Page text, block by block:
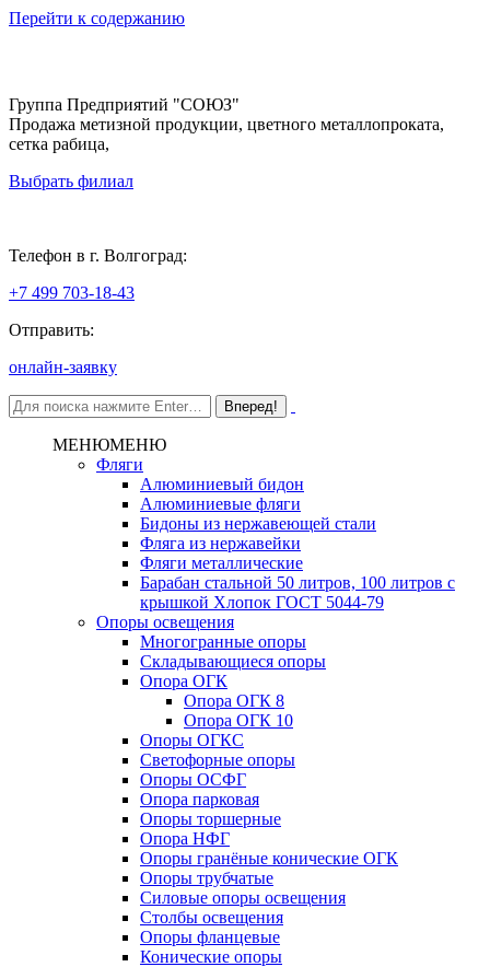
Перейти к содержанию
Группа Предприятий "СОЮЗ"
Продажа метизной продукции, цветного металлопроката,
сетка рабица,
Выбрать филиал
Телефон в г. Волгоград:
+7 499 703-18-43
Отправить:
онлайн-заявку
МЕНЮМЕНЮ
Фляги
Алюминиевый бидон
Алюминиевые фляги
Бидоны из нержавеющей стали
Фляга из нержавейки
Фляги металлические
Барабан стальной 50 литров, 100 литров с
крышкой Хлопок ГОСТ 5044-79
Опоры освещения
Многогранные опоры
Складывающиеся опоры
Опора ОГК
Опора ОГК 8
Опора ОГК 10
Опоры ОГКС
Светофорные опоры
Опоры ОСФГ
Опора парковая
Опоры торшерные
Опора НФГ
Опоры гранёные конические ОГК
Опоры трубчатые
Силовые опоры освещения
Столбы освещения
Опоры фланцевые
Конические опоры